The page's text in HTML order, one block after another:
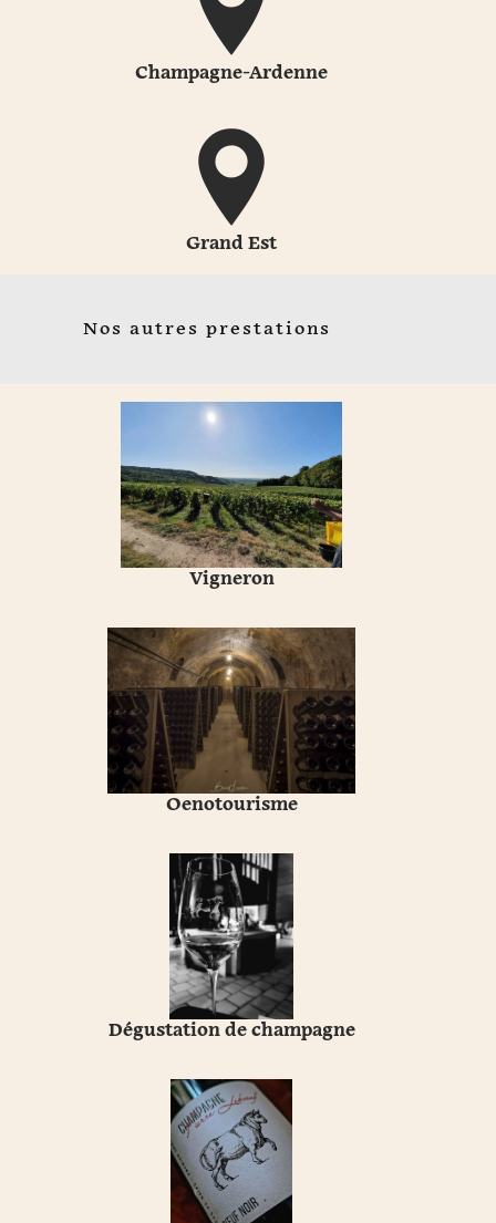
Champagne-Ardenne
Grand Est
Nos autres prestations
Vigneron
Oenotourisme
Dégustation de champagne